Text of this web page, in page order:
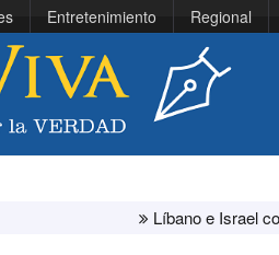
Entretenimiento Regional
Líbano e Israel concluyen "antes